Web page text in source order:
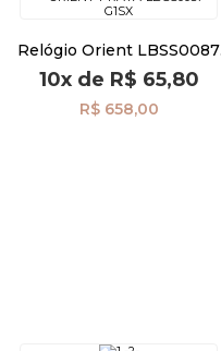
Relógio Orient LBSS0087
G1SX
10xde R$ 65,80
R$ 658,00